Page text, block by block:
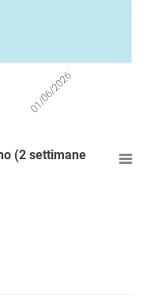
01/06/2026
(2 settimane